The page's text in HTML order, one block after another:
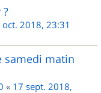
2018, 23:31
samedi matin
« 17 sept. 2018,